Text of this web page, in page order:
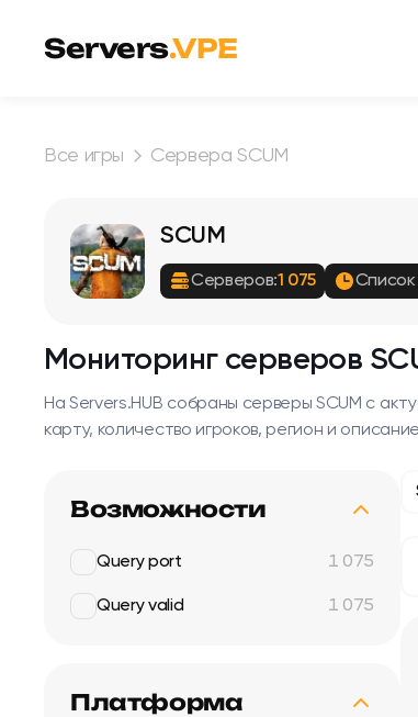
Servers.VPE
Все игры Сервера SCUM
SCUM
Серверов:1 075
Мониторинг серверов
На Servers.HUB собраны серверы SCUM с
карту, количество игроков, регион и
Возможности
Query port 1 075
Query valid 1 075
Платформа